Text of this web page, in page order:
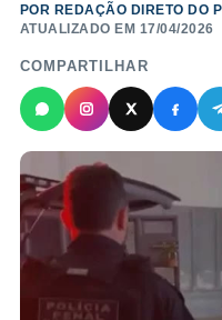
POR REDAÇÃO DIRETO DO
ATUALIZADO EM 17/04/2026
COMPARTILHAR